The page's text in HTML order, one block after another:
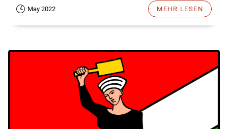
May 2022 MEHR LESEN